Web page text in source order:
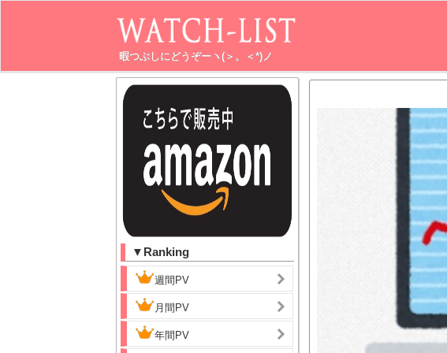
暇つぶしにどうぞーヽ(＞。＜*)ノ
▼Ranking
週間PV
月間PV
年間PV